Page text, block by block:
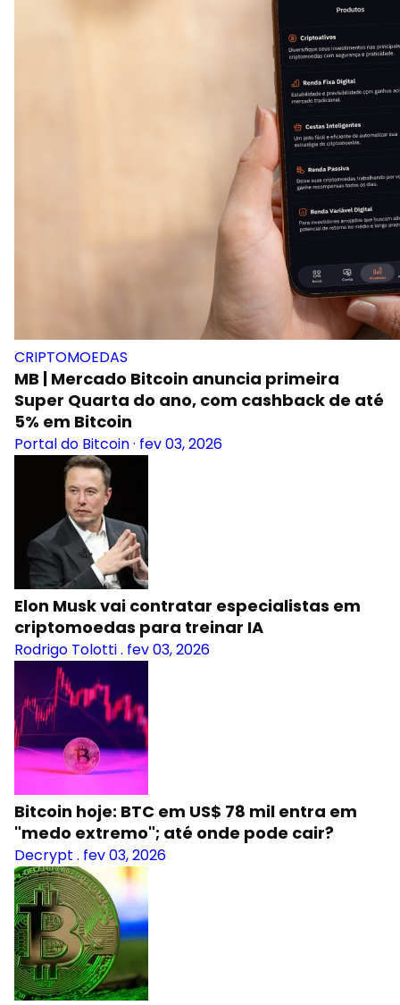
CRIPTOMOEDAS
MB | Mercado Bitcoin anuncia primeira
Super Quarta do ano, com cashback de até
5% em Bitcoin
Portal do Bitcoin· fev 03, 2026
Elon Musk vai contratar especialistas em
criptomoedas para treinar IA
Rodrigo Tolotti. fev 03, 2026
Bitcoin hoje: BTC em US$ 78 mil entra em
"medo extremo"; até onde pode cair?
Decrypt . fev 03, 2026